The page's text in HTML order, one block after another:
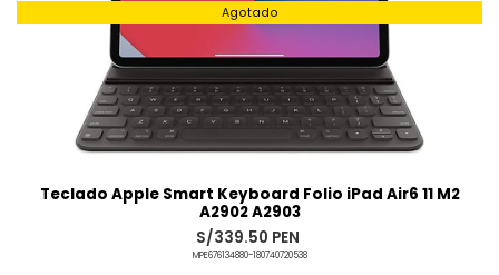
Agotado
Teclado Apple Smart Keyboard Folio iPad Air6 11 M2
A2902 A2903
S/339.50 PEN
MPE676134880-180740720538